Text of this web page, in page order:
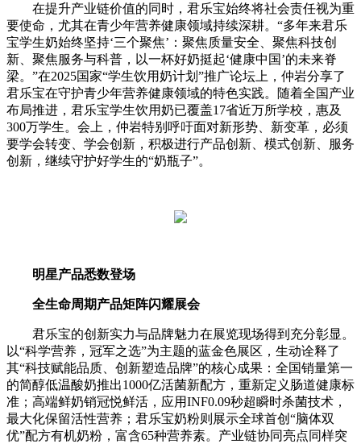
在提升产业链价值的同时，君乐宝始终将社会责任视为重
要使命，尤其在青少年营养健康领域持续深耕。“多年来君乐
宝学生奶始终坚持‘三个聚焦’：聚焦质量安全、聚焦科技创
新、聚焦服务与科普，以一杯好奶挺起‘健康中国’的未来脊
梁。”在2025国家“学生饮用奶计划”推广论坛上，仲岩分享了
君乐宝在守护青少年营养健康领域的特色实践。随着全国产业
布局推进，君乐宝学生饮用奶已覆盖17省近万所学校，惠及
300万学生。会上，仲岩特别呼吁面对新形势、新变革，必须
要学会转变、学会创新，积极进行产品创新、模式创新、服务
创新，继续守护好学生的“奶瓶子”。
明星产品悉数登场
全生命周期产品矩阵闪耀展会
君乐宝的创新实力与品牌魅力在展览现场得到充分彰显。
以“科学营养，冠军之选”为主题的蓝金色展区，生动诠释了
其“科技赋能品质、创新塑造品牌”的核心成果：全国销量第一
的简醇低温酸奶推出1000亿活菌新配方，重新定义肠道健康标
准；高端鲜奶销冠悦鲜活，应用INF0.09秒超瞬时杀菌技术，
最大化保留活性营养；君乐宝奶粉则展示全球首创“脑体双
优”配方有机奶粉，富含65种营养素。产业链协同亮点同样突